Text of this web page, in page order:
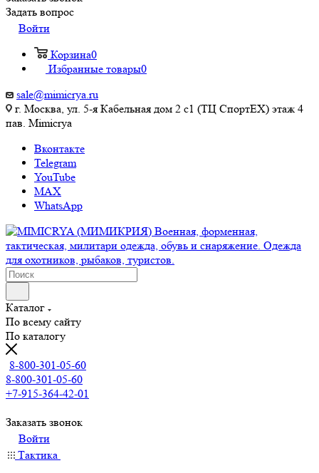
Задать вопрос
Войти
Корзина0
Избранные товары0
sale@mimicrya.ru
г. Москва, ул. 5-я Кабельная дом 2 с1 (ТЦ СпортEX) этаж 4
пав. Mimicrya
Вконтакте
Telegram
YouTube
MAX
WhatsApp
Каталог
По всему сайту
По каталогу
8-800-301-05-60
8-800-301-05-60
+7-915-364-42-01
Заказать звонок
Войти
Тактика